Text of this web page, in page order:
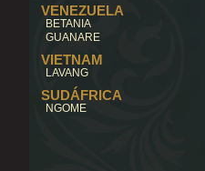
VENEZUELA
BETANIA
GUANARE
VIETNAM
LAVANG
SUDÁFRICA
NGOME